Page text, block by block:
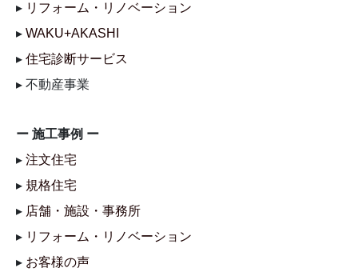
▸ リフォーム・リノベーション
▸ WAKU+AKASHI
▸ 住宅診断サービス
▸ 不動産事業
ー 施工事例 ー
▸ 注文住宅
▸ 規格住宅
▸ 店舗・施設・事務所
▸ リフォーム・リノベーション
▸ お客様の声